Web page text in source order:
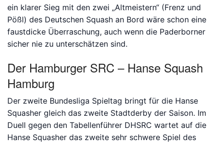
ein klarer Sieg mit den zwei „Altmeistern“ (Frenz und
Pößl) des Deutschen Squash an Bord wäre schon eine
faustdicke Überraschung, auch wenn die Paderborner
sicher nie zu unterschätzen sind.
Der Hamburger SRC – Hanse Squash
Hamburg
Der zweite Bundesliga Spieltag bringt für die Hanse
Squasher gleich das zweite Stadtderby der Saison. Im
Duell gegen den Tabellenführer DHSRC wartet auf die
Hanse Squasher das zweite sehr schwere Spiel des